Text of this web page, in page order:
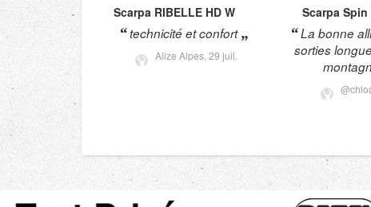
Scarpa RIBELLE HD W
technicité et confort
Alize Alpes,29 juil.
Scarpa Spin
La bonne
sorties